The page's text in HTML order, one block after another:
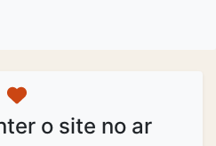
o site no ar